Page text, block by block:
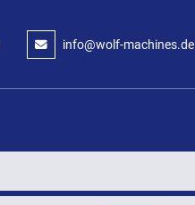
info@wolf-machines.de